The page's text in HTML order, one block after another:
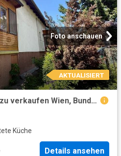
Foto anschauen
AKTUALISIERT
Luxus Haus mit 133 m2 zu verkaufen Wien, Bundesland Wien
Küche
Details ansehen